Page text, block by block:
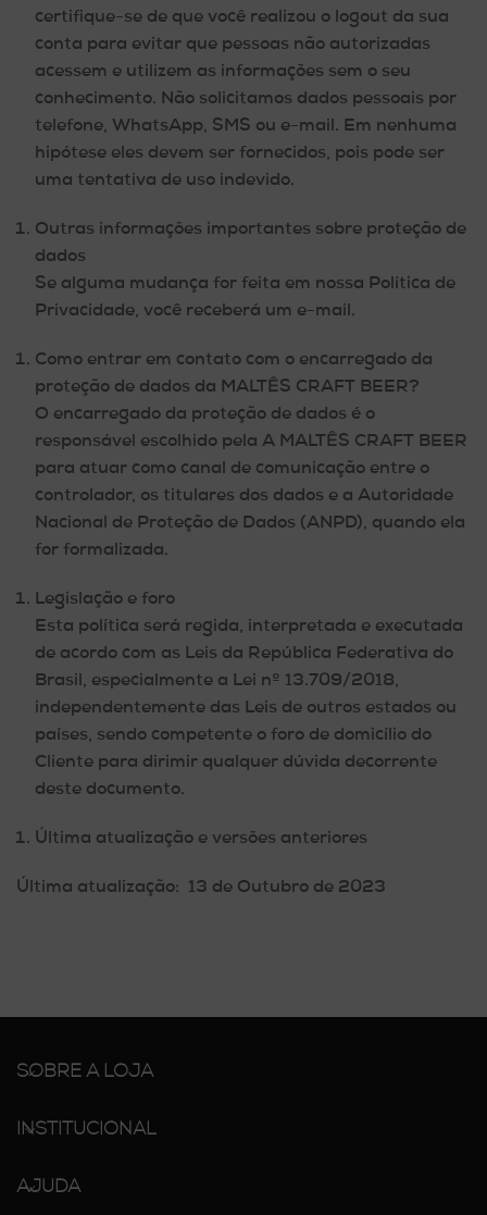
certifique-se de que você realizou o logout da sua
conta para evitar que pessoas não autorizadas
acessem e utilizem as informações sem o seu
conhecimento. Não solicitamos dados pessoais por
telefone, WhatsApp, SMS ou e-mail. Em nenhuma
hipótese eles devem ser fornecidos, pois pode ser
uma tentativa de uso indevido.
Outras informações importantes sobre proteção de
dados
Se alguma mudança for feita em nossa Política de
Privacidade, você receberá um e-mail.
Como entrar em contato com o encarregado da
proteção de dados da MALTÊS CRAFT BEER?
O encarregado da proteção de dados é o
responsável escolhido pela A MALTÊS CRAFT BEER
para atuar como canal de comunicação entre o
controlador, os titulares dos dados e a Autoridade
Nacional de Proteção de Dados (ANPD), quando ela
for formalizada.
Legislação e foro
Esta política será regida, interpretada e executada
de acordo com as Leis da República Federativa do
Brasil, especialmente a Lei nº 13.709/2018,
independentemente das Leis de outros estados ou
países, sendo competente o foro de domicílio do
Cliente para dirimir qualquer dúvida decorrente
deste documento.
Última atualização e versões anteriores
Última atualização: 13 de Outubro de 2023
SOBRE A LOJA
INSTITUCIONAL
AJUDA